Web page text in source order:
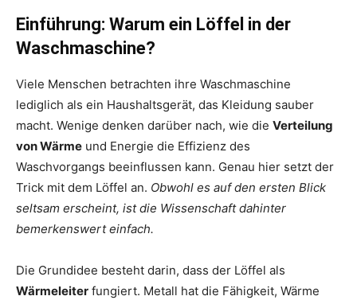
Einführung: Warum ein Löffel in der
Waschmaschine?
Viele Menschen betrachten ihre Waschmaschine
lediglich als ein Haushaltsgerät, das Kleidung sauber
macht. Wenige denken darüber nach, wie die Verteilung
von Wärme und Energie die Effizienz des
Waschvorgangs beeinflussen kann. Genau hier setzt der
Trick mit dem Löffel an. Obwohl es auf den ersten Blick
seltsam erscheint, ist die Wissenschaft dahinter
bemerkenswert einfach.
Die Grundidee besteht darin, dass der Löffel als
Wärmeleiter fungiert. Metall hat die Fähigkeit, Wärme